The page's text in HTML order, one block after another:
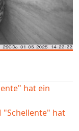
hat ein
"Schellente" hat